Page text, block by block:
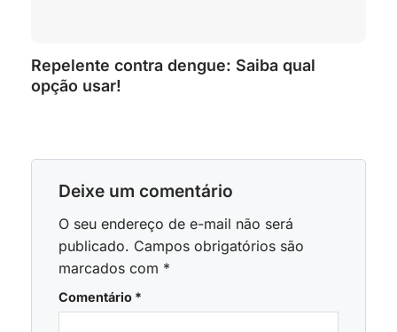
Repelente contra dengue: Saiba qual
opção usar!
Deixe um comentário
O seu endereço de e-mail não será
publicado. Campos obrigatórios são
marcados com *
Comentário *